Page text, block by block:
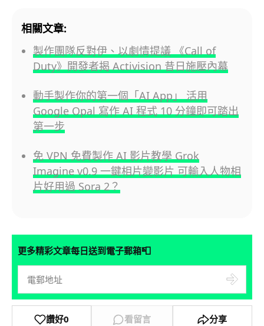
相關文章:
製作團隊反對伊、以劇情提議 《Call of
Duty》開發者揭 Activision 昔日施壓內幕
動手製作你的第一個「AI App」 活用
Google Opal 寫作 AI 程式 10 分鐘即可踏出
第一步
免 VPN 免費製作 AI 影片教學 Grok
Imagine v0.9 一鍵相片變影片 可輸入人物相
片好用過 Sora 2？
更多精彩文章每日送到電子郵箱📮
讚好0 看留言 分享